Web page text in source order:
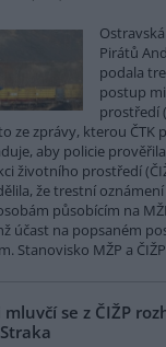
Pirátů
podala
postup
prostředí
ze zprávy, kterou ČTK
aby policie
životního prostředí
že trestní
působícím na
účast na popsaném
Stanovisko MŽP a ČIŽP
se z ČIŽP